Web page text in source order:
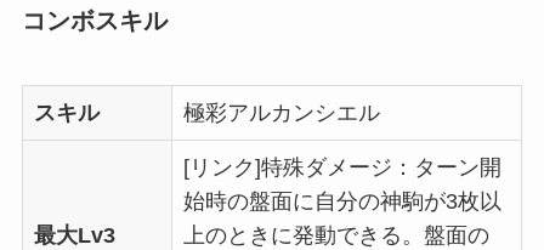
コンボスキル
スキル 極彩アルカンシエル
最大Lv3
[リンク]特殊ダメージ：ターン開
始時の盤面に自分の神駒が3枚以
上のときに発動できる。盤面の